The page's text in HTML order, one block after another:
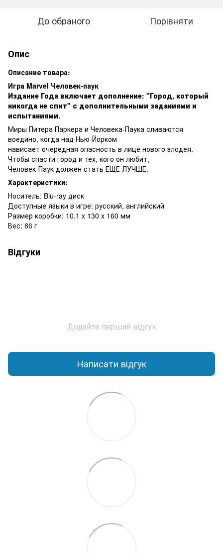
До обраного Порівняти
Опис
Описание товара:
Игра Marvel Человек-паук
Издание Года включает дополнение: "Город, который
никогда не спит" с дополнительными заданиями и
испытаниями.
Миры Питера Паркера и Человека-Паука сливаются
воедино, когда над Нью-Йорком
нависает очередная опасность в лице нового злодея.
Чтобы спасти город и тех, кого он любит,
Человек-Паук должен стать ЕЩЕ ЛУЧШЕ.
Характеристики:
Носитель: Blu-ray диск
Доступные языки в игре: русский, английский
Размер коробки: 10.1 х 130 х 160 мм
Вес: 86 г
Відгуки
Додайте перший відгук
Написати відгук